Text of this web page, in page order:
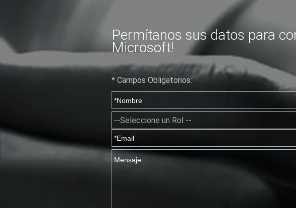
Permítanos sus datos para
Microsoft!
* Campos Obligatorios: